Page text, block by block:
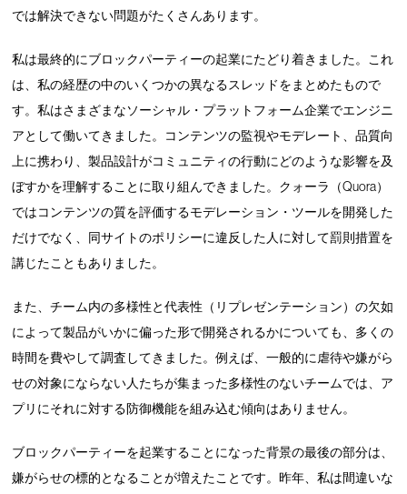
では解決できない問題がたくさんあります。
私は最終的にブロックパーティーの起業にたどり着きました。これ
は、私の経歴の中のいくつかの異なるスレッドをまとめたもので
す。私はさまざまなソーシャル・プラットフォーム企業でエンジニ
アとして働いてきました。コンテンツの監視やモデレート、品質向
上に携わり、製品設計がコミュニティの行動にどのような影響を及
ぼすかを理解することに取り組んできました。クォーラ（Quora）
ではコンテンツの質を評価するモデレーション・ツールを開発した
だけでなく、同サイトのポリシーに違反した人に対して罰則措置を
講じたこともありました。
また、チーム内の多様性と代表性（リプレゼンテーション）の欠如
によって製品がいかに偏った形で開発されるかについても、多くの
時間を費やして調査してきました。例えば、一般的に虐待や嫌がら
せの対象にならない人たちが集まった多様性のないチームでは、ア
プリにそれに対する防御機能を組み込む傾向はありません。
ブロックパーティーを起業することになった背景の最後の部分は、
嫌がらせの標的となることが増えたことです。昨年、私は間違いな